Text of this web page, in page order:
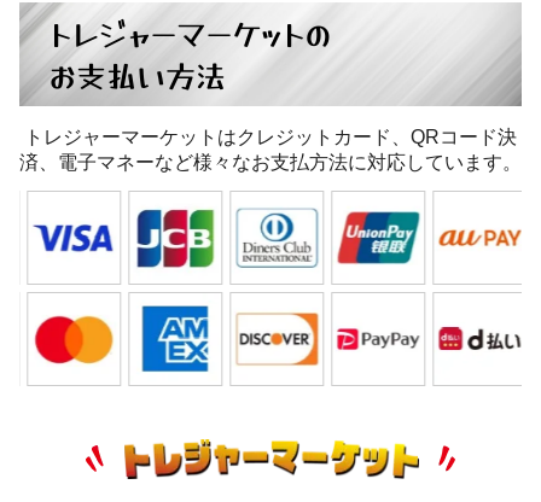
トレジャーマーケットの
お支払い方法
トレジャーマーケットはクレジットカード、QRコード決
済、電子マネーなど様々なお支払方法に対応しています。